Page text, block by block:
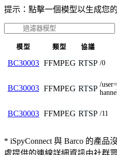
提示：點擊一個模型以生成您
模型 類型 協議
BC30003 FFMPEG RTSP /0
BC30003 FFMPEG RTSP /
BC30003 FFMPEG RTSP /11
* iSpyConnect 與 Barco 的產
處提供的連線詳細資訊由社群